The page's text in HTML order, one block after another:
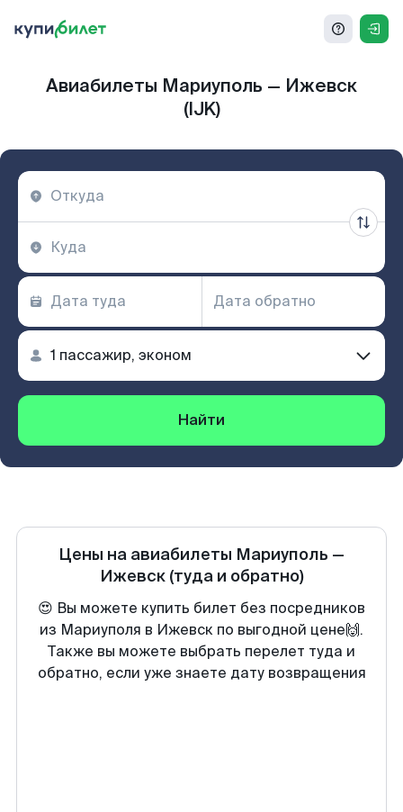
Авиабилеты Мариуполь — Ижевск
(IJK)
Найти
Цены на авиабилеты Мариуполь —
Ижевск (туда и обратно)
😍 Вы можете купить билет без посредников
из Мариуполя в Ижевск по выгодной цене🙌.
Также вы можете выбрать перелет туда и
обратно, если уже знаете дату возвращения